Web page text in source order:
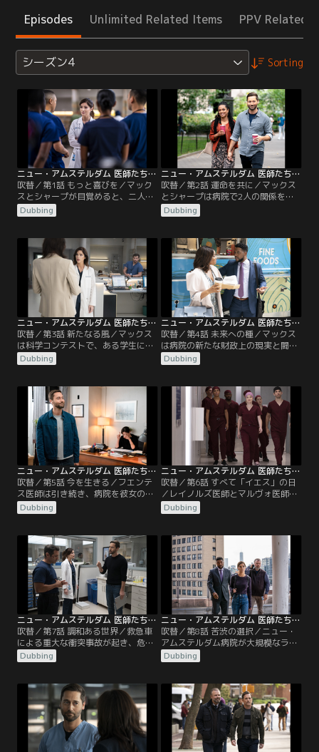
Episodes Unlimited Related Items PPV Related
シーズン4 Sorting
ニュー・アムステルダム 医師たちのカルテ シーズン4 第01話／吹替
吹替／第1話 もっと喜びを／マック
スとシャープが目覚めると、二人は
新たな、より親密な間柄に。イギー
は、病院で起きたある爆発事件を解
を求める。ブルームは救急科に新し
いレジデントたちを迎え微妙な職場
関係をスタート。レイノルズはバプ
ティスト医師と彼の妻リン・マルヴ
ォ医師との間に挟まれ、気まずい立
場に立たされる。
Dubbing
ニュー・アムステルダム 医師たちのカルテ シーズン4 第02話／吹替
吹替／第2話 運命を共に／マックス
とシャープは病院で2人の関係を公
表する。チームは混雑して人手不足
のICUを切り盛りするために奮闘
度なダメ出しをしてレジデントたち
を遠ざけてしまう。
Dubbing
ニュー・アムステルダム 医師たちのカルテ シーズン4 第03話／吹替
吹替／第3話 新たなる風／マックス
は科学コンテストで、ある学生に助
言をするが、彼女の素晴らしい発明
が法的問題に発展してしまう。ブル
もっと積極的になるよう促す。イギ
ーは謙虚になり、ある教訓を得る。
ブラントリーはある発表をして職員
たちを驚かせる。
Dubbing
ニュー・アムステルダム 医師たちのカルテ シーズン4 第04話／吹替
吹替／第4話 未来への種／マックス
は病院の新たな財政上の現実と闘
う。シャープ医師は手遅れになる前
に患者たちにがん検診の再検査を受
ワリ医師の新しい夜勤スケジュール
に悩む。レイノルズはマルヴォ医師
と将来についての興味深い会話をす
る。
Dubbing
ニュー・アムステルダム 医師たちのカルテ シーズン4 第05話／吹替
吹替／第5話 今を生きる／フエンテ
ス医師は引き続き、病院を彼女の思
い描く姿へ作り替えようとする。マ
ックスは困っている患者を助けるた
とても深刻な問題をめぐり、対立す
ることに。レイノルズは個人的責任
の重要性に気づく。ブルームは母に
関するある事実に気づきショックを
受ける。
Dubbing
ニュー・アムステルダム 医師たちのカルテ シーズン4 第06話／吹替
吹替／第6話 すべて「イエス」の日
／レイノルズ医師とマルヴォ医師は
バプティスト医師と腹を割って話し
合う。シャープの昔の知り合いが現
面を知る。イギーは若い2人の患者
と彼らの家族の間を仲裁する。ワイ
ルダー医師は病院のスタッフに加わ
ってほしいというマックスのオファ
ーを再検討する。
Dubbing
ニュー・アムステルダム 医師たちのカルテ シーズン4 第07話／吹替
吹替／第7話 調和ある世界／救急車
による重大な衝突事故が起き、危険
な目論見の存在が判明。マックスと
ブルームは衝撃を受ける。フエンテ
う圧力をかけ、シャープは自らが行
った経費削減が、自分の科において
逆効果を生んでしまったと気づく。
レイノルズとバプティスト、マルヴ
ォは何とか妥協点を見つけようと試
みる。
Dubbing
ニュー・アムステルダム 医師たちのカルテ シーズン4 第08話／吹替
吹替／第8話 苦渋の選択／ニュー・
アムステルダム病院が大規模なラン
サムウェア攻撃を受け、マックスは
苦渋の決断を迫られる。
Dubbing